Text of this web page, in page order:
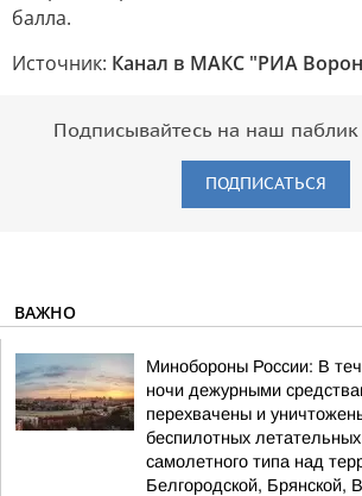
балла.
Источник: Канал в МАКС "РИА
Подписывайтесь на наш паблик
ПОДПИСАТЬСЯ
ВАЖНО
Минобороны России: В
ночи дежурными
перехвачены и
беспилотных
самолетного типа над
Белгородской, Брянской,